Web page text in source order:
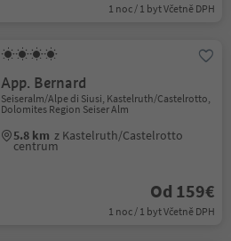
1 noc / 1 byt Včetně DPH
App. Bernard
Seiseralm/Alpe di Siusi, Kastelruth/Castelrotto,
Dolomites Region Seiser Alm
5.8 km z Kastelruth/Castelrotto
centrum
Od 159€
1 noc / 1 byt Včetně DPH